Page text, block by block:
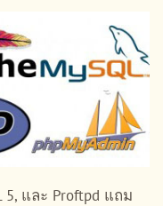
5, และ Proftpd แถม